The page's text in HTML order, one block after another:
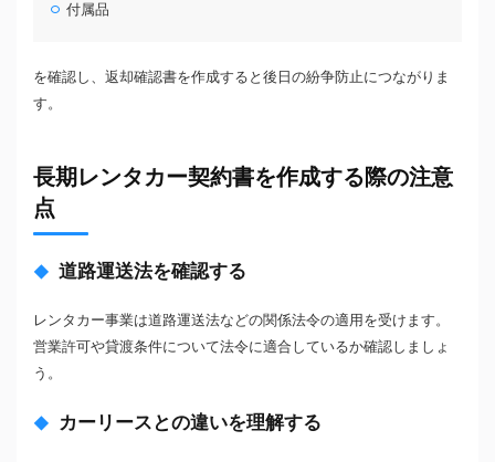
付属品
を確認し、返却確認書を作成すると後日の紛争防止につながりま
す。
長期レンタカー契約書を作成する際の注意
点
道路運送法を確認する
レンタカー事業は道路運送法などの関係法令の適用を受けます。
営業許可や貸渡条件について法令に適合しているか確認しましょ
う。
カーリースとの違いを理解する